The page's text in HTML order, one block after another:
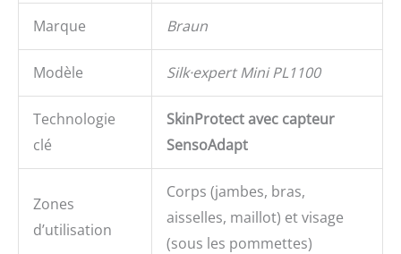
Marque Braun
Modèle Silk·expert Mini PL1100
Technologie
clé
SkinProtect avec capteur
SensoAdapt
Zones
d’utilisation
Corps (jambes, bras,
aisselles, maillot) et visage
(sous les pommettes)